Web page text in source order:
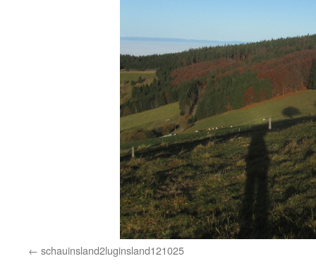
schauinsland2luginsland121025